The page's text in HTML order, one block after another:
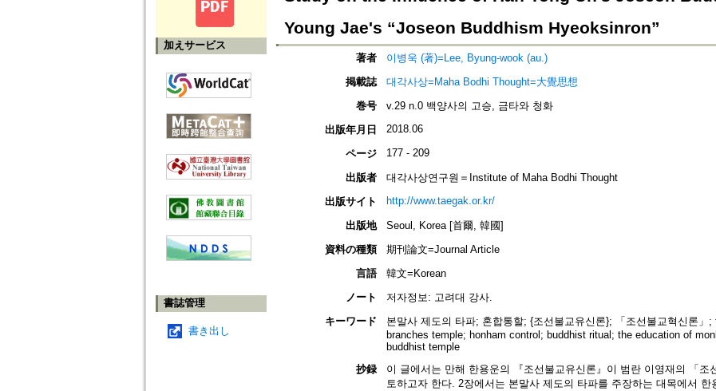
加えサービス
書誌管理
書き出し
Young Jae's “Joseon Buddhism Hyeoksinron”
著者
이병욱 (著)=Lee, Byung-wook (au.)
掲載誌
대각사상=Maha Bodhi Thought=大覺思想
巻号
v.29 n.0 백양사의 고승, 금타와 청화
出版年月日
2018.06
ページ 177 - 209
出版者
대각사상연구원＝Institute of Maha Bodhi Thought
出版サイト
http://www.taegak.or.kr/
出版地
Seoul, Korea [首爾, 韓國]
資料の種類
期刊論文=Journal Article
言語
韓文=Korean
ノート
저자정보: 고려대 강사.
キーワード
본말사 제도의 타파; 혼합통할; {조선불교유신론}; 「조선불교혁신론
branches temple; honham control; buddhist ritual; the education of
buddhist temple
抄録
이 글에서는 만해 한용운의 『조선불교유신론』이 범란 이영재의 「조
토하고자 한다. 2장에서는 본말사 제도의 타파를 주장하는 대목에서